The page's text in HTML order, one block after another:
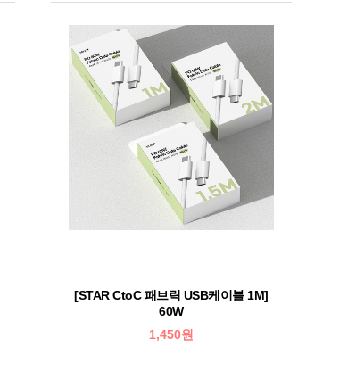
[STAR CtoC 패브릭 USB케이블 1M]
60W
1,450원